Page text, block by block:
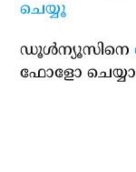
ചെയ്യൂ
ഡൂള്‍ന്യൂസിനെ
ഫോളോ